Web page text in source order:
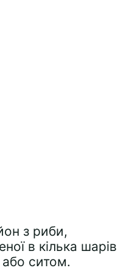
з риби,
в кілька шарів
ситом.